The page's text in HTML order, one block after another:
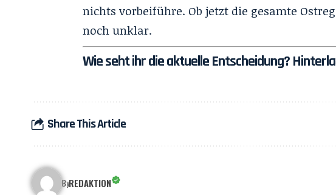
nichts vorbeiführe. Ob jetzt die gesamte
noch unklar.
Wie seht ihr die aktuelle Entscheidung?
Share This Article
ByREDAKTION